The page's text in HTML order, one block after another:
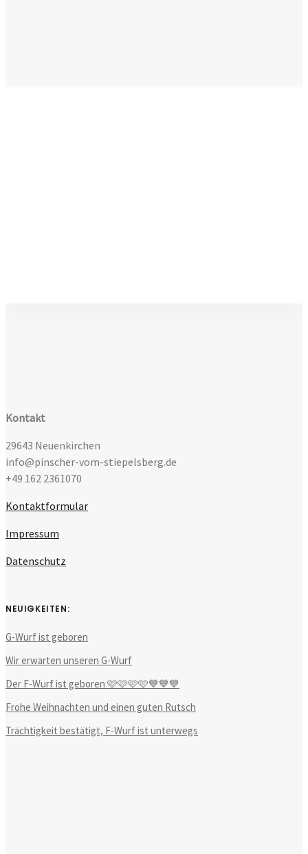
Kontakt
29643 Neuenkirchen
info@pinscher-vom-stiepelsberg.de
+49 162 2361070
Kontaktformular
Impressum
Datenschutz
NEUIGKEITEN:
G-Wurf ist geboren
Wir erwarten unseren G-Wurf
Der F-Wurf ist geboren 🩷🩷🩷🩷💙💙💙
Frohe Weihnachten und einen guten Rutsch
Trächtigkeit bestätigt, F-Wurf ist unterwegs